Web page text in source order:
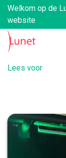
Welkom op de
website
Lees voor